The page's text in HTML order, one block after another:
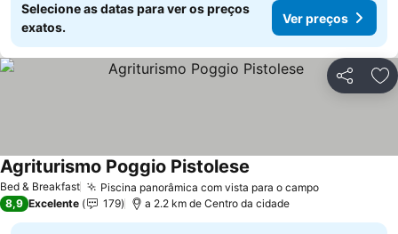
Selecione as datas para ver os preços
exatos.
Ver preços
Partilhar
Bed & Breakfast Piscina panorâmica com vista para o campo
Agriturismo Poggio Pistolese
8,9 Excelente 179 a 2.2 km de Centro da cidade